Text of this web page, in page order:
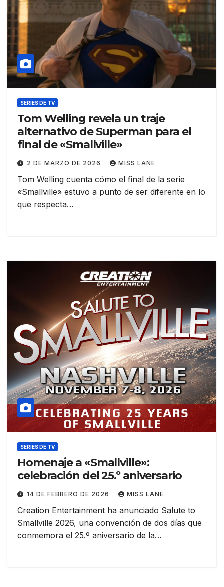
SERIES DE TV
Tom Welling revela un traje
alternativo de Superman para el
final de «Smallville»
2 DE MARZO DE 2026 MISS LANE
Tom Welling cuenta cómo el final de la serie
«Smallville» estuvo a punto de ser diferente en lo
que respecta…
SERIES DE TV
Homenaje a «Smallville»:
celebración del 25.º aniversario
14 DE FEBRERO DE 2026 MISS LANE
Creation Entertainment ha anunciado Salute to
Smallville 2026, una convención de dos días que
conmemora el 25.º aniversario de la…